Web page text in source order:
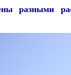
разными